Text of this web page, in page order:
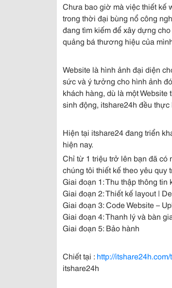
Chưa bao giờ mà việc thiết kế
trong thời đại bùng nổ công
đang tìm kiếm để xây dựng
quảng bá thương hiệu của
Website là hình ảnh đại diện
sức và ý tưởng cho hình ảnh
khách hàng, dù là một
sinh động, itshare24h đều
Hiện tại itshare24 đang triển
hiện nay.
Chỉ từ 1 triệu trở lên bạn đã có
chúng tôi thiết kế theo yêu quy
Giai đoạn 1: Thu thập thông
Giai đoạn 2: Thiết kế layout |
Giai đoạn 3: Code Website –
Giai đoạn 4: Thanh lý và bàn
Giai đoạn 5: Bảo hành
Chiết tại : http://
itshare24h